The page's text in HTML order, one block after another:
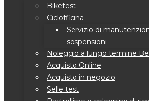
Biketest
Ciclofficina
Servizio di
sospensioni
Noleggio a lungo termine
Acquisto Online
Acquisto in negozio
Selle test